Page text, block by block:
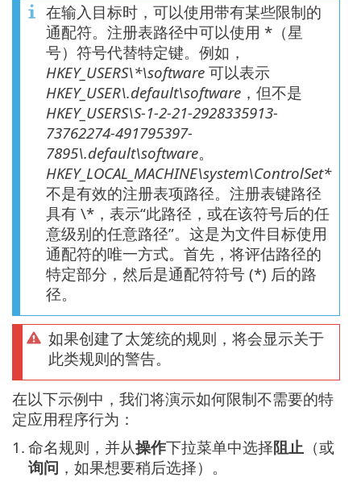
在输入目标时，可以使用带有某些限制的
通配符。注册表路径中可以使用 *（星
号）符号代替特定键。例如，
HKEY_USERS\*\software 可以表示
HKEY_USER\.default\software ，但不是
HKEY_USERS\S-1-2-21-2928335913-
73762274-491795397-
7895\.default\software。
HKEY_LOCAL_MACHINE\system\ControlSet*
不是有效的注册表项路径。注册表键路径
具有 \*，表示“此路径，或在该符号后的任
意级别的任意路径”。这是为文件目标使用
通配符的唯一方式。首先，将评估路径的
特定部分，然后是通配符符号 (*) 后的路
径。
如果创建了太笼统的规则，将会显示关于
此类规则的警告。
在以下示例中，我们将演示如何限制不需要的特
定应用程序行为：
1. 命名规则，并从操作下拉菜单中选择阻止 （或
询问 ，如果想要稍后选择）。